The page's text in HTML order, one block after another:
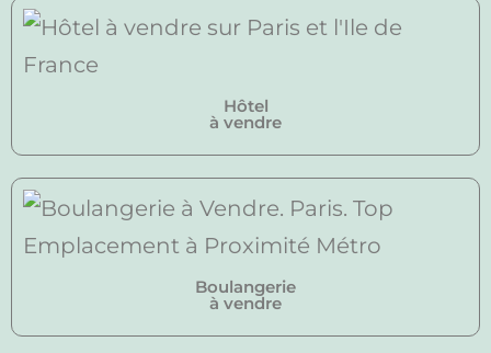
Hôtel
à vendre
Boulangerie
à vendre